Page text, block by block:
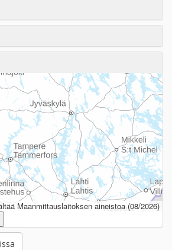
Maanmittauslaitoksen aineistoa (08/2026)